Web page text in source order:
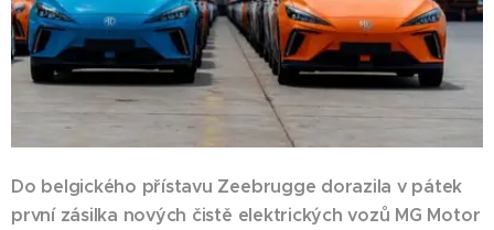
Do belgického přístavu Zeebrugge dorazila v pátek
první zásilka nových čistě elektrických vozů MG Motor